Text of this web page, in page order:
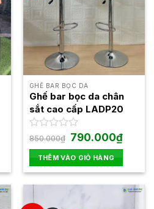
GHẾ BAR BỌC DA
Ghế bar bọc da chân
sắt cao cấp LADP20
Được
hạng
0
5
sao
850.000₫ Giá
gốc
là:
850.000₫.
790.000₫Giá
hiện
tại
là:
THÊM VÀO GIỎ HÀNG